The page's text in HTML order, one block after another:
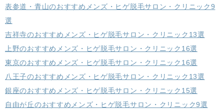
表参道・青山のおすすめメンズ・ヒゲ脱毛サロン・クリニック9
選
吉祥寺のおすすめメンズ・ヒゲ脱毛サロン・クリニック13選
上野のおすすめメンズ・ヒゲ脱毛サロン・クリニック16選
東京のおすすめメンズ・ヒゲ脱毛サロン・クリニック16選
八王子のおすすめメンズ・ヒゲ脱毛サロン・クリニック13選
銀座のおすすめメンズ・ヒゲ脱毛サロン・クリニック15選
自由が丘のおすすめメンズ・ヒゲ脱毛サロン・クリニック9選